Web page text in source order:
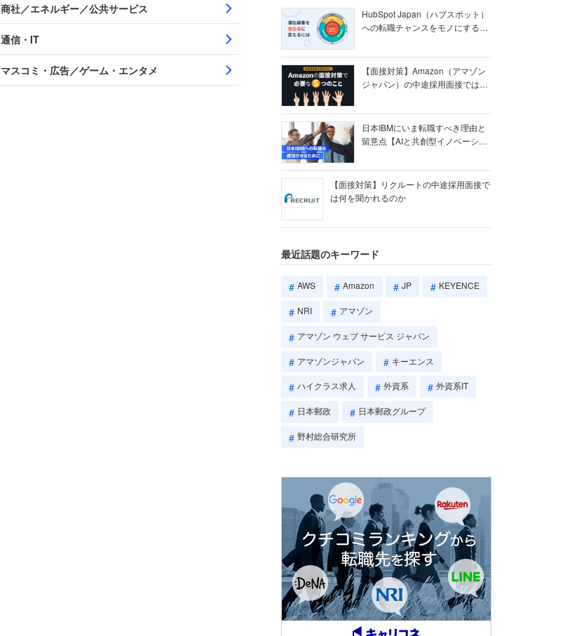
商社／エネルギー／公共サービス
通信・IT
マスコミ・広告／ゲーム・エンタメ
HubSpot Japan（ハブスポット）
への転職チャンスをモノにする
【面接対策】Amazon（アマゾン
ジャパン）の中途採用面接では何
日本IBMにいま転職すべき理由と
留意点【AIと共創型イノベーショ
【面接対策】リクルートの中途採用面接で
は何を聞かれるのか
最近話題のキーワード
AWS Amazon JP KEYENCE
NRI アマゾン
アマゾン ウェブ サービス ジャパン
アマゾンジャパン キーエンス
ハイクラス求人 外資系 外資系IT
日本郵政 日本郵政グループ
野村総合研究所